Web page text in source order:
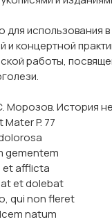
использования в
и концертной
работы,
Морозов. История
P. 77
gementem
et afflicta
et dolebat
qui non fleret
natum